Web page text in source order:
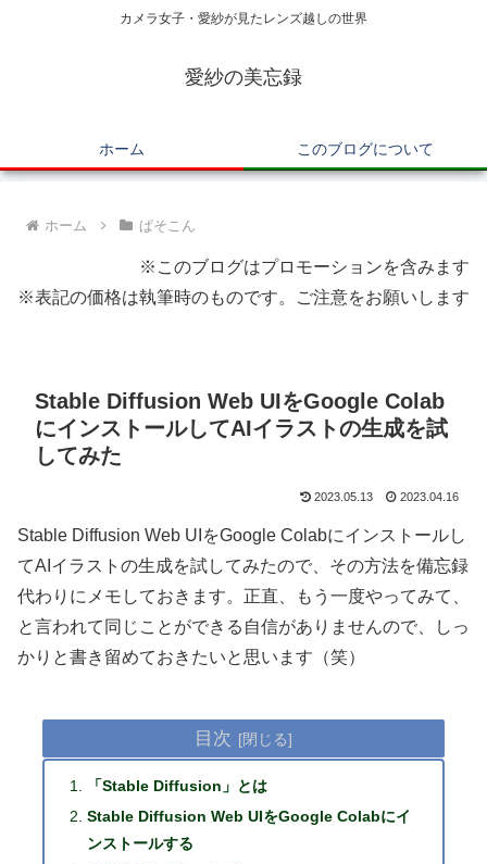
カメラ女子・愛紗が見たレンズ越しの世界
愛紗の美忘録
ホーム このブログについて
ホーム ぱそこん
※このブログはプロモーションを含みます
※表記の価格は執筆時のものです。ご注意をお願いします
Stable Diffusion Web UIをGoogle Colab
にインストールしてAIイラストの生成を試
してみた
2023.05.13 2023.04.16
Stable Diffusion Web UIをGoogle Colabにインストールし
てAIイラストの生成を試してみたので、その方法を備忘録
代わりにメモしておきます。正直、もう一度やってみて、
と言われて同じことができる自信がありませんので、しっ
かりと書き留めておきたいと思います（笑）
目次
「Stable Diffusion」とは
Stable Diffusion Web UIをGoogle Colabにイ
ンストールする